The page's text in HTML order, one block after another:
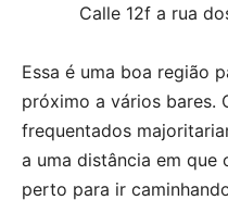
Calle 12f a rua
Essa é uma boa região
próximo a vários bares.
frequentados
a uma distância em que
perto para ir